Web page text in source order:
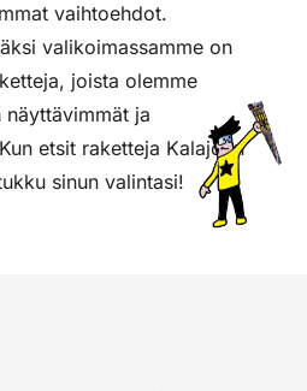
vaihtoehdot.
valikoimassamme on
joista olemme
ja
etsit raketteja Kalajoen
sinun valintasi!